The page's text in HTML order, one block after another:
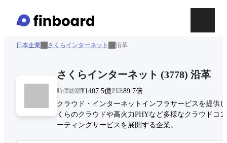
日本企業 さくらインターネット 沿革
さくらインターネット (3778) 沿革
時価総額¥1407.5億PER89.7倍
クラウド・インターネットインフラサービスを提供
くらのクラウドや高火力PHYなど多様なクラウドコ
ーティングサービスを展開する企業。